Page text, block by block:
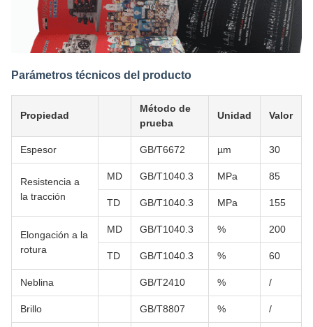
Parámetros técnicos del producto
Propiedad
Método de
prueba
Unidad Valor
Espesor GB/T6672 µm 30
Resistencia a
la tracción
MD GB/T1040.3 MPa 85
TD GB/T1040.3 MPa 155
Elongación a la
rotura
MD GB/T1040.3 % 200
TD GB/T1040.3 % 60
Neblina GB/T2410 % /
Brillo GB/T8807 % /